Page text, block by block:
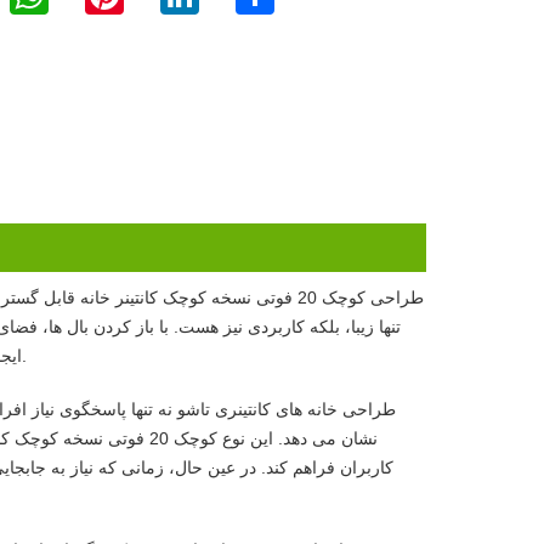
طراحی کوچک 20 فوتی نسخه کوچک کانتینر
تنها زیبا، بلکه کاربردی نیز هست. با باز کردن بال
طراحی خانه های کانتینری تاشو نه تنها پاسخگوی نیاز
نشان می دهد. این نوع
کاربران فراهم کند. در عین حال، زمانی که نیاز به